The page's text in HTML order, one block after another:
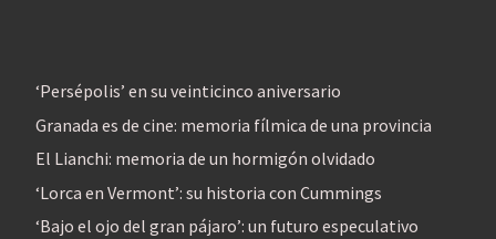
‘Persépolis’ en su veinticinco aniversario
Granada es de cine: memoria fílmica de una provincia
El Lianchi: memoria de un hormigón olvidado
‘Lorca en Vermont’: su historia con Cummings
‘Bajo el ojo del gran pájaro’: un futuro especulativo